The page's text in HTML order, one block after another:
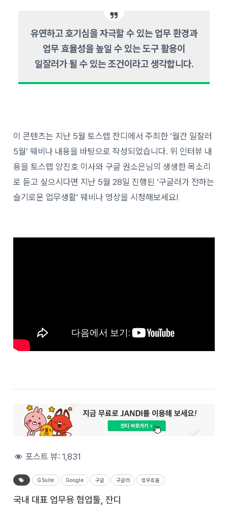
유연하고 호기심을 자극할 수 있는 업무 환경과
업무 효율성을 높일 수 있는 도구 활용이
일잘러가 될 수 있는 조건이라고 생각합니다.
이 콘텐츠는 지난 5월 토스랩 잔디에서 주최한 ‘월간 일잘러
5월’ 웨비나 내용을 바탕으로 작성되었습니다. 위 인터뷰 내
용을 토스랩 양진호 이사와 구글 권소은님의 생생한 목소리
로 듣고 싶으시다면 지난 5월 28일 진행된 ‘구글러가 전하는
슬기로운 업무생활’ 웨비나 영상을 시청해보세요!
포스트 뷰:1,831
G Suite Google 구글 구글러 업무효율
국내 대표 업무용 협업툴, 잔디